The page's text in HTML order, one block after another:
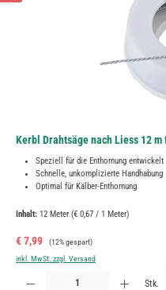
Kerbl Drahtsäge nach Liess 12
Speziell für die Enthornung entwickelt
Schnelle, unkomplizierte Handhabung
Optimal für Kälber-Enthornung
Inhalt: 12 Meter (€ 0,67 / 1 Meter)
Verkaufspreis:
€ 7,99 Regulärer Preis:
(12% gespart)
inkl. MwSt. zzgl. Versand
Produkt Anzahl: Gib den gewünschten
Stk.